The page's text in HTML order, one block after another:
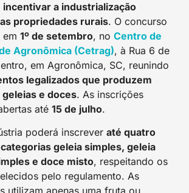
a industrialização
propriedades rurais. O concurso
em 1º de setembro, no Centro de
Agronômica (Cetrag), à Rua 6 de
em Agronômica, SC, reunindo
legalizados que produzem
e doces. As inscrições
até 15 de julho.
poderá inscrever até quatro
geleia simples, geleia
e doce misto, respeitando os
pelo regulamento. As